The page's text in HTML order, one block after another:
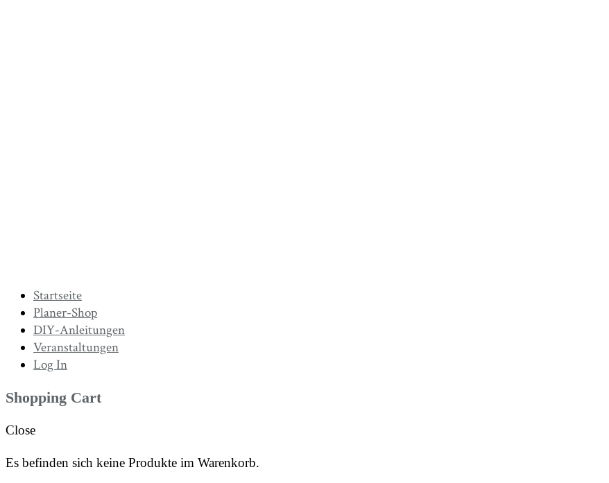
Startseite
Planer-Shop
DIY-Anleitungen
Veranstaltungen
Log In
Shopping Cart
Close
Es befinden sich keine Produkte im Warenkorb.